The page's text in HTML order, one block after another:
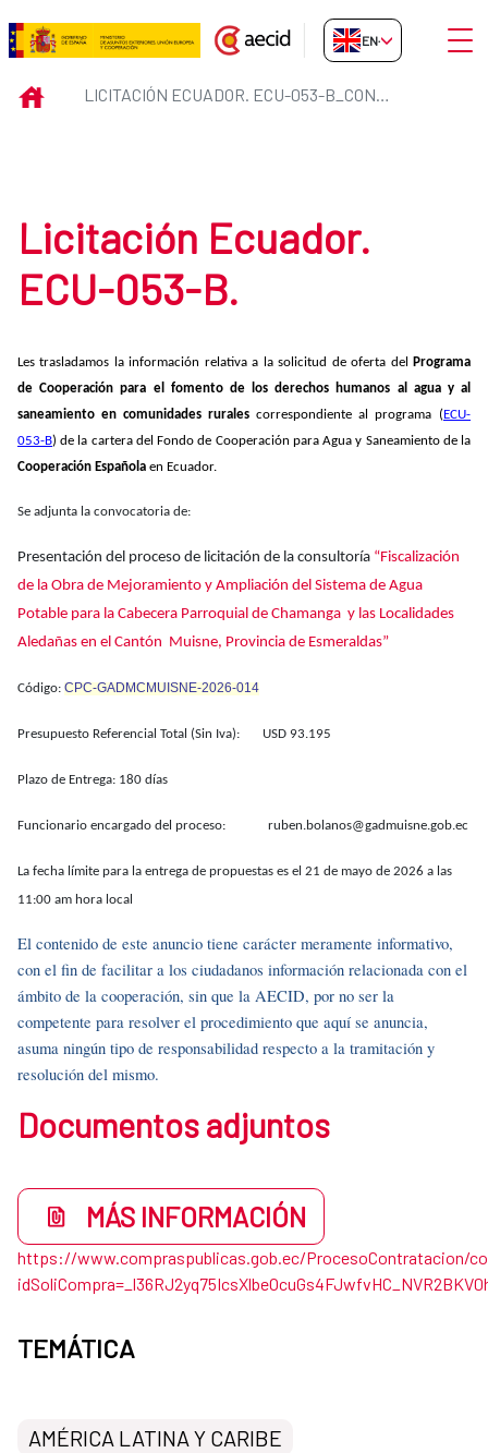
Skip to Main Content
Licitación Ecuador. ECU-053-
EN-GB
INICIO LICITACIÓN ECUADOR. ECU-053-B_CONSULTORIA
Licitación Ecuador.
ECU-053-B.
Les trasladamos la información relativa a la solicitud de oferta del
Programa
de Cooperación para el fomento de los derechos humanos al agua y al
saneamiento en comunidades rurales correspondiente al programa ( ECU-
053-B) de la cartera del Fondo de Cooperación para Agua y Saneamiento de la
Cooperación Española en Ecuador.
Se adjunta la convocatoria de:
Presentación del proceso de licitación de la consultoría “Fiscalización
de la Obra de Mejoramiento y Ampliación del Sistema de Agua
Potable para la Cabecera Parroquial de Chamanga y las Localidades
Aledañas en el Cantón Muisne, Provincia de Esmeraldas”
Código: CPC-GADMCMUISNE-2026-014
Presupuesto Referencial Total (Sin Iva): USD 93.195
Plazo de Entrega: 180 días
Funcionario encargado del proceso: ruben.bolanos@gadmuisne.gob.ec
La fecha límite para la entrega de propuestas es el 21 de mayo de 2026 a las
11:00 am hora local
El contenido de este anuncio tiene carácter meramente informativo,
con el fin de facilitar a los ciudadanos información relacionada con el
ámbito de la cooperación, sin que la AECID, por no ser la
competente para resolver el procedimiento que aquí se anuncia,
asuma ningún tipo de responsabilidad respecto a la tramitación y
resolución del mismo.
Documentos adjuntos
MÁS INFORMACIÓN
https://www.compraspublicas.gob.ec/ProcesoContratacion/
TEMÁTICA
AMÉRICA LATINA Y CARIBE